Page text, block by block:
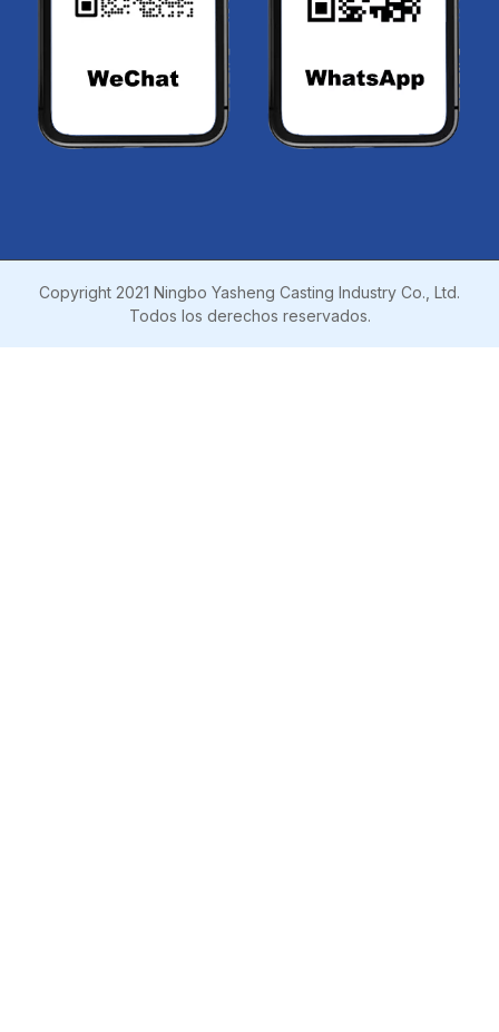
Copyright 2021 Ningbo Yasheng Casting Industry Co., Ltd.
Todos los derechos reservados.